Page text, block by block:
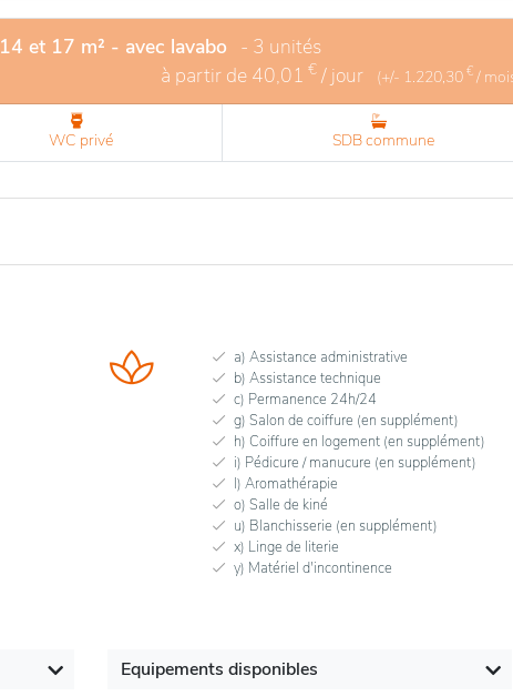
et 17 m² - avec lavabo - 3 unités
à partir de 40,01 € / jour (+/- 1.220,30 € /
WC privé SDB commune
a) Assistance administrative
b) Assistance technique
c) Permanence 24h/24
g) Salon de coiffure (en supplément)
h) Coiffure en logement (en supplément)
i) Pédicure / manucure (en supplément)
l) Aromathérapie
o) Salle de kiné
u) Blanchisserie (en supplément)
x) Linge de literie
y) Matériel d'incontinence
Equipements disponibles